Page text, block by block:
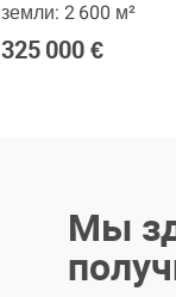
земли: 2 600 м²
325 000 €
Мы